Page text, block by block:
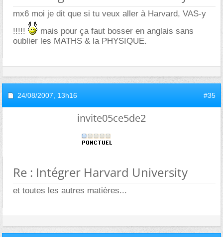
mx6 moi je dit que si tu veux aller à Harvard, VAS-y
!!!!!
mais pour ça faut bosser en anglais sans
oublier les MATHS & la PHYSIQUE.
24/08/2007, 13h16 #35
invite05ce5de2
Re : Intégrer Harvard University
et toutes les autres matières...